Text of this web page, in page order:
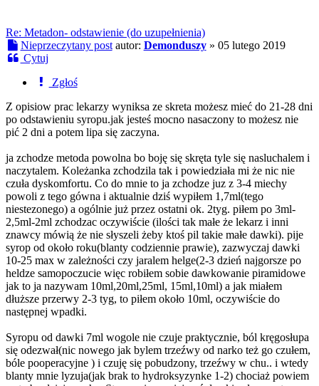
Re: Metadon- odstawienie (do uzupełnienia)
Nieprzeczytany post autor: Demonduszy» 05 lutego 2019
Cytuj
Zgłoś
Z opisiow prac lekarzy wyniksa ze skreta możesz mieć do 21-28 dni
po odstawieniu syropu.jak jesteś mocno nasaczony to możesz nie
pić 2 dni a potem lipa się zaczyna.
ja zchodze metoda powolna bo boję się skręta tyle się nasluchalem i
naczytalem. Koleżanka zchodzila tak i powiedziała mi że nic nie
czuła dyskomfortu. Co do mnie to ja zchodze juz z 3-4 miechy
powoli z tego gówna i aktualnie dziś wypiłem 1,7ml(tego
niestezonego) a ogólnie już przez ostatni ok. 2tyg. piłem po 3ml-
2,5ml-2ml zchodzac oczywiście (ilości tak małe że lekarz i inni
znawcy mówią że nie słyszeli żeby ktoś pil takie małe dawki). pije
syrop od około roku(blanty codziennie prawie), zazwyczaj dawki
10-25 max w zależności czy jaralem helge(2-3 dzień najgorsze po
heldze samopoczucie więc robiłem sobie dawkowanie piramidowe
jak to ja nazywam 10ml,20ml,25ml, 15ml,10ml) a jak miałem
dłuższe przerwy 2-3 tyg, to piłem około 10ml, oczywiście do
następnej wpadki.
Syropu od dawki 7ml wogole nie czuje praktycznie, ból kręgosłupa
się odezwał(nic nowego jak bylem trzeźwy od narko też go czułem,
bóle pooperacyjne ) i czuję się pobudzony, trzeźwy w chu.. i wtedy
blanty mnie lyzuja(jak brak to hydroksyzynke 1-2) chociaż powiem